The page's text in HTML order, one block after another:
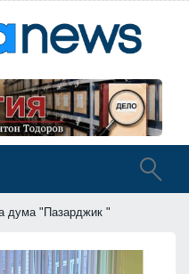
дума "Пазарджик "